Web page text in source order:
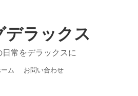
デラックス
日常をデラックスに
ム お問い合わせ